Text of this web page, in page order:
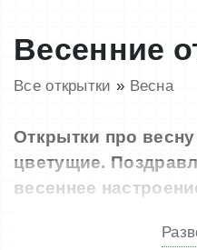
Весенние
Все открытки » Весна
Открытки про
цветущие.
весеннее
природы и эмоциями